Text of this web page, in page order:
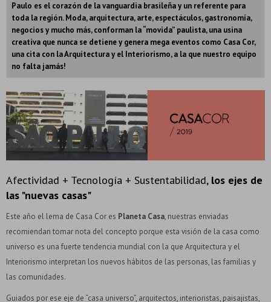
Paulo es el corazón de la vanguardia brasileña y un referente para
toda la región. Moda, arquitectura, arte, espectáculos, gastronomía,
negocios y mucho más, conforman la “movida” paulista, una usina
creativa que nunca se detiene y genera mega eventos como Casa Cor,
una cita con la Arquitectura y el Interiorismo, a la que nuestro equipo
no falta jamás!
Afectividad + Tecnología + Sustentabilidad, los ejes de
las "nuevas casas"
Este año el lema de Casa Cor es Planeta Casa, nuestras enviadas
recomiendan tomar nota del concepto porque esta visión de la casa como
universo es una fuerte tendencia mundial con la que Arquitectura y el
Interiorismo interpretan los nuevos hábitos de las personas, las familias y
las comunidades.
Guiados por ese eje de “casa universo”, arquitectos, interioristas, paisajistas,